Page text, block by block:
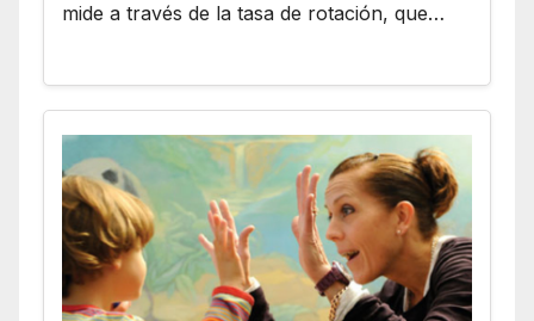
mide a través de la tasa de rotación, que…